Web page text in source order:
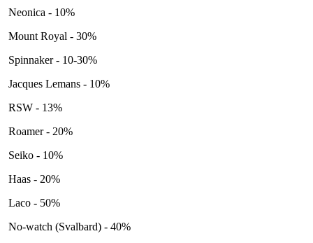
Neonica - 10%
Mount Royal - 30%
Spinnaker - 10-30%
Jacques Lemans - 10%
RSW - 13%
Roamer - 20%
Seiko - 10%
Haas - 20%
Laco - 50%
No-watch (Svalbard) - 40%